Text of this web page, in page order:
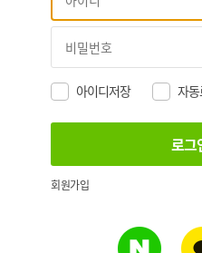
아이디저장 자
회원가입